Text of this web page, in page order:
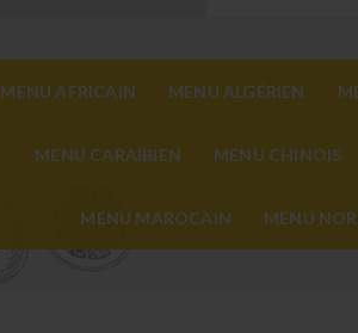
MENU AFRICAIN MENU ALGÉRIEN
MENU CARAÏBIEN MENU CHINOIS
MENU MAROCAIN MENU